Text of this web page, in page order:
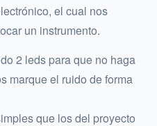
el cual nos
un instrumento.
2 leds para que no haga
marque el ruido de forma
que los del proyecto